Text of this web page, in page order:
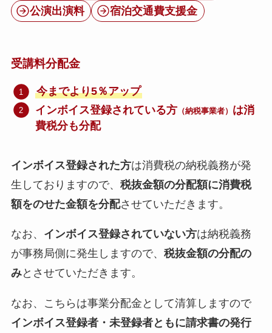
公演出演料
宿泊交通費支援金
受講料分配金
今までより5％アップ
インボイス登録されている方 （納税事業者） は消
費税分も分配
インボイス登録された方は消費税の納税義務が発
生しておりますので、 税抜金額の分配額に消費税
額をのせた金額を分配させていただきます。
なお、 インボイス登録されていない方は納税義務
が事務局側に発生しますので、 税抜金額の分配の
みとさせていただきます。
なお、こちらは事業分配金として清算しますので
インボイス登録者・未登録者ともに請求書の発行